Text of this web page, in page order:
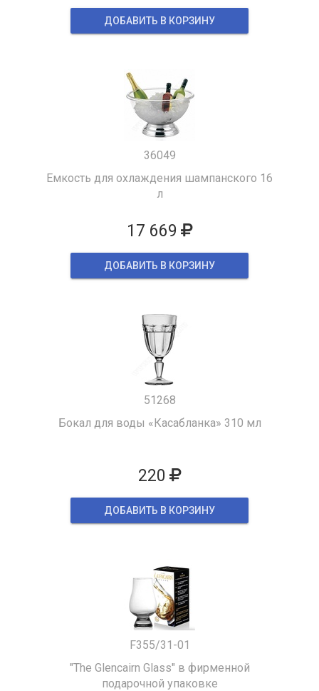
ДОБАВИТЬ В КОРЗИНУ
36049
Емкость для охлаждения шампанского 16
л
17 669
ДОБАВИТЬ В КОРЗИНУ
51268
Бокал для воды «Касабланка» 310 мл
220
ДОБАВИТЬ В КОРЗИНУ
F355/31-01
"The Glencairn Glass" в фирменной
подарочной упаковке